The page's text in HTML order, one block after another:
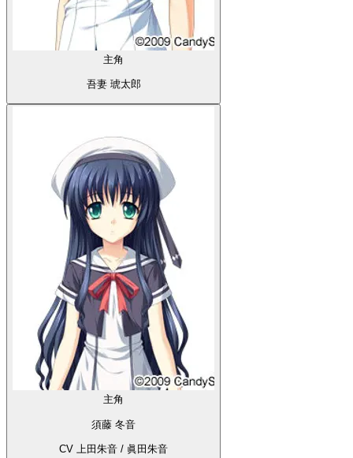
主角
吾妻 琥太郎
主角
須藤 冬音
CV 上田朱音 / 眞田朱音